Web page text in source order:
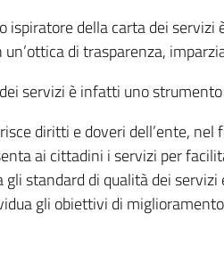
ispiratore della carta dei
un’ottica di trasparenza,
servizi è infatti uno
diritti e doveri dell’ente,
ai cittadini i servizi per
gli standard di qualità dei
gli obiettivi di